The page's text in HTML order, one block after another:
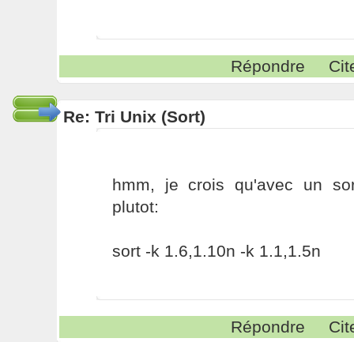
Répondre
Re: Tri Unix (Sort)
hmm, je crois qu'avec un
plutot:
sort -k 1.6,1.10n -k 1.1,1.5n
Répondre